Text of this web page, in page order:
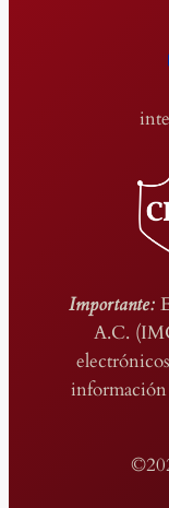
Importante:
A.C.
información